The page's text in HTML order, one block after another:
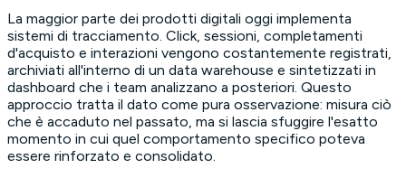
La maggior parte dei prodotti digitali oggi implementa
sistemi di tracciamento. Click, sessioni, completamenti
d'acquisto e interazioni vengono costantemente registrati,
archiviati all'interno di un data warehouse e sintetizzati in
dashboard che i team analizzano a posteriori. Questo
approccio tratta il dato come pura osservazione: misura ciò
che è accaduto nel passato, ma si lascia sfuggire l'esatto
momento in cui quel comportamento specifico poteva
essere rinforzato e consolidato.